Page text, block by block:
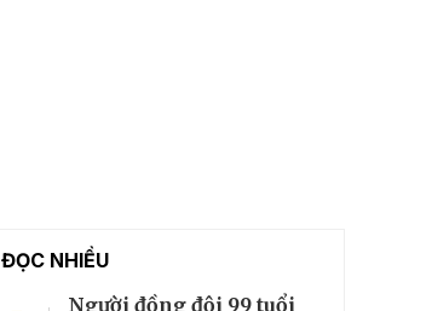
ĐỌC NHIỀU
Người đồng đội 99 tuổi